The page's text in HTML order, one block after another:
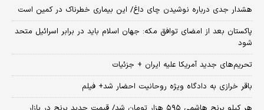
هشدار جدی درباره نوشیدن چای داغ/ این بیماری خطرناک در کمین است
پاکستان بعد از امضای توافق مکه: جهان اسلام باید در برابر اسرائیل متحد
شود
تحریم‌های جدید آمریکا علیه ایران + جزئیات
باقر خرازی به دادگاه ویژه روحانیت احضار شد+ فیلم